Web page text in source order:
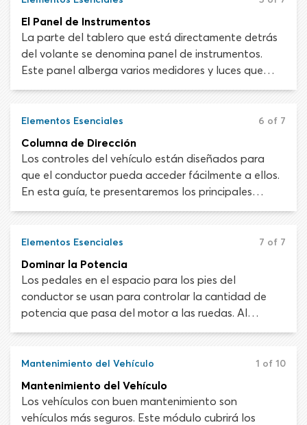
El Panel de Instrumentos
La parte del tablero que está directamente detrás
del volante se denomina panel de instrumentos.
Este panel alberga varios medidores y luces que
brindan al conductor información importante sobre
panel de instrumentos del vehículo, ya que
malinterpretar o pasar por alto algo podría dar
como resultado en enorme inconveniente. Por
ejemplo, si te quedaras sin combustible y sufres una
avería en la carretera.
Elementos Esenciales 6 of 7
Columna de Dirección
Los controles del vehículo están diseñados para
que el conductor pueda acceder fácilmente a ellos.
En esta guía, te presentaremos los principales
controles del vehículo que encontrarás en la
de automóvil es diferente, es probable que estos
incluyan la bocina, el interruptor de encendido, los
intermitentes, los controles del limpiaparabrisas y el
volante.
Elementos Esenciales 7 of 7
Dominar la Potencia
Los pedales en el espacio para los pies del
conductor se usan para controlar la cantidad de
potencia que pasa del motor a las ruedas. Al
manejar esta potencia, puedes aumentar o disminuir
asiento del conductor de tu vehículo nuevo,
asegúrate de que puedas alcanzar los pedales lo
suficientemente bien como para presionarlos hasta
el piso del auto.
Mantenimiento del Vehículo 1 of 10
Mantenimiento del Vehículo
Los vehículos con buen mantenimiento son
vehículos más seguros. Este módulo cubrirá los